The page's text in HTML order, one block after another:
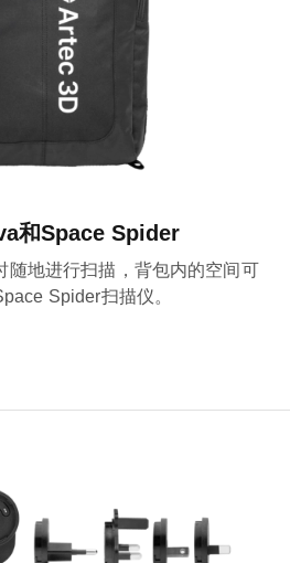
和Space Spider
随地进行扫描，背包内的空间可
Spider扫描仪。